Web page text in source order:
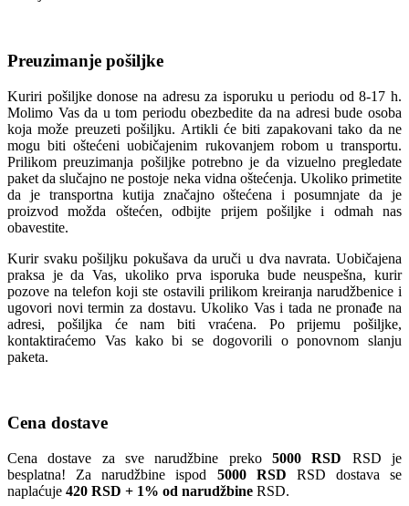
Preuzimanje pošiljke
Kuriri pošiljke donose na adresu za isporuku u periodu od 8-17 h.
Molimo Vas da u tom periodu obezbedite da na adresi bude osoba
koja može preuzeti pošiljku. Artikli će biti zapakovani tako da ne
mogu biti oštećeni uobičajenim rukovanjem robom u transportu.
Prilikom preuzimanja pošiljke potrebno je da vizuelno pregledate
paket da slučajno ne postoje neka vidna oštećenja. Ukoliko primetite
da je transportna kutija značajno oštećena i posumnjate da je
proizvod možda oštećen, odbijte prijem pošiljke i odmah nas
obavestite.
Kurir svaku pošiljku pokušava da uruči u dva navrata. Uobičajena
praksa je da Vas, ukoliko prva isporuka bude neuspešna, kurir
pozove na telefon koji ste ostavili prilikom kreiranja narudžbenice i
ugovori novi termin za dostavu. Ukoliko Vas i tada ne pronađe na
adresi, pošiljka će nam biti vraćena. Po prijemu pošiljke,
kontaktiraćemo Vas kako bi se dogovorili o ponovnom slanju
paketa.
Cena dostave
Cena dostave za sve narudžbine preko 5000 RSD RSD je
besplatna! Za narudžbine ispod 5000 RSD RSD dostava se
naplaćuje 420 RSD + 1% od narudžbine RSD.